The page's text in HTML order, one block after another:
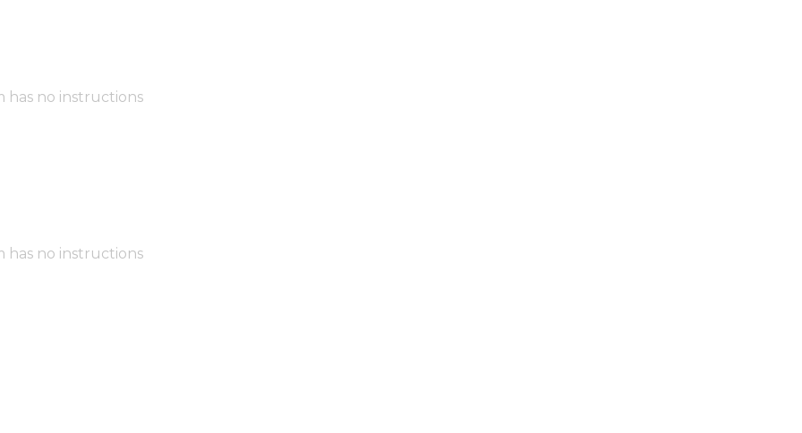
has no instructions
has no instructions